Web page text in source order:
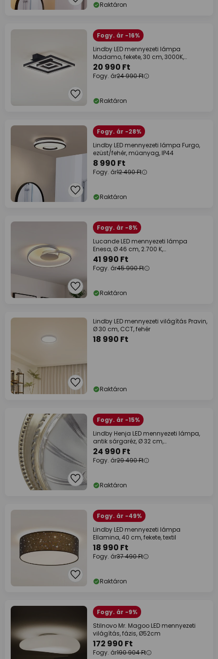
Raktáron
Fogy. ár -16%
Lindby LED mennyezeti lámpa
Madamo, fekete, 30 cm, 3000K,
alumínium
20 990 Ft
Fogy. ár24 990 Ft
Raktáron
Fogy. ár -28%
Lindby LED mennyezeti lámpa Furgo,
ezüst/fehér, műanyag, IP44
8 990 Ft
Fogy. ár12 490 Ft
Raktáron
Fogy. ár -8%
Lucande LED mennyezeti lámpa
Enesa, Ø 46 cm, 2.700 K,
fényerőszabályozható
41 990 Ft
Fogy. ár45 990 Ft
Raktáron
Lindby LED mennyezeti világítás Pravin,
Ø 30 cm, CCT, fehér
18 990 Ft
Raktáron
Fogy. ár -15%
Lindby Henja LED mennyezeti lámpa,
antik sárgaréz, Ø 32 cm,
fényerőszabályzóval
24 990 Ft
Fogy. ár29 490 Ft
Raktáron
Fogy. ár -49%
Lindby LED mennyezeti lámpa
Ellamina, 40 cm, fekete, textil
18 990 Ft
Fogy. ár37 490 Ft
Raktáron
Fogy. ár -9%
Stilnovo Mr. Magoo LED mennyezeti
világítás, fázis, Ø52cm
172 990 Ft
Fogy. ár190 904 Ft